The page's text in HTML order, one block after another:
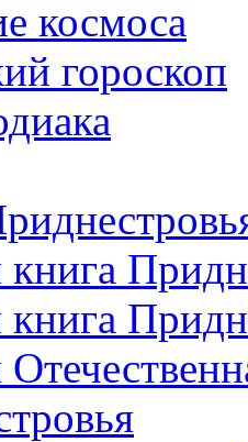
космоса
гороскоп
книга
книга